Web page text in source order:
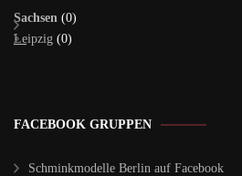
Sachsen (0)
Leipzig (0)
FACEBOOK GRUPPEN
Schminkmodelle Berlin auf Facebook